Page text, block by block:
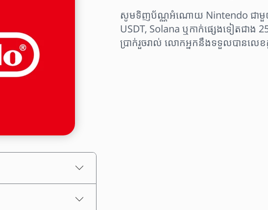
សូមទិញប័ណ្ណអំណោយ Nintendo ជាមួយ
USDT, Solana ឬកាក់ផ្សេងទៀតជាង
ប្រាក់រួចរាល់ លោកអ្នកនឹងទទួលបានលេ